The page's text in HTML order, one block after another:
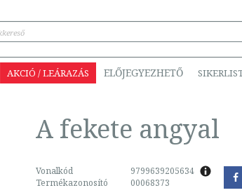
AKCIÓ / LEÁRAZÁS ELŐJEGYEZHETŐ
A fekete angyal
Vonalkód
9799639205634
Termékazonosító
00068373